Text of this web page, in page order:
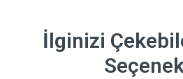
İlginizi